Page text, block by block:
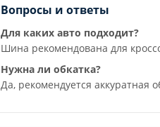
Вопросы и ответы
Для каких авто подходит?
Шина рекомендована для
Нужна ли обкатка?
Да, рекомендуется аккуратная